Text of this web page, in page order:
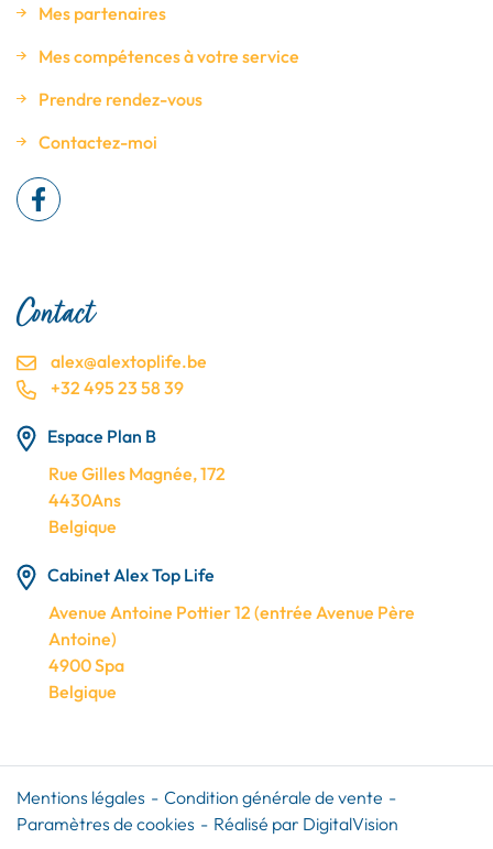
Mes partenaires
Mes compétences à votre service
Prendre rendez-vous
Contactez-moi
Contact
alex@alextoplife.be
+32 495 23 58 39
Espace Plan B
Rue Gilles Magnée, 172
4430Ans
Belgique
Cabinet Alex Top Life
Avenue Antoine Pottier 12 (entrée Avenue Père
Antoine)
4900 Spa
Belgique
Mentions légales
Condition générale de vente
Paramètres de cookies
Réalisé par DigitalVision